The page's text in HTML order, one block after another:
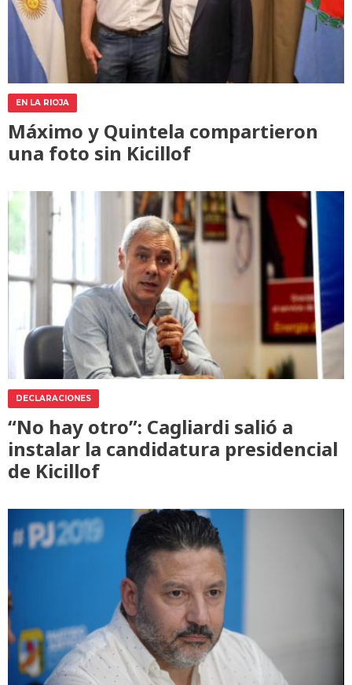
EN LA RIOJA
Máximo y Quintela compartieron
una foto sin Kicillof
DECLARACIONES
“No hay otro”: Cagliardi salió a
instalar la candidatura presidencial
de Kicillof